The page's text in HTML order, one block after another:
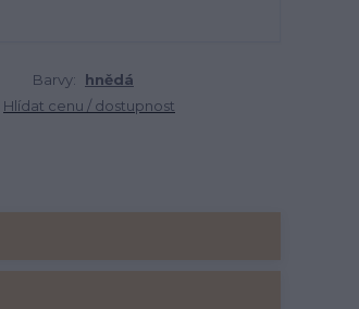
Barvy:
hnědá
Hlídat cenu / dostupnost